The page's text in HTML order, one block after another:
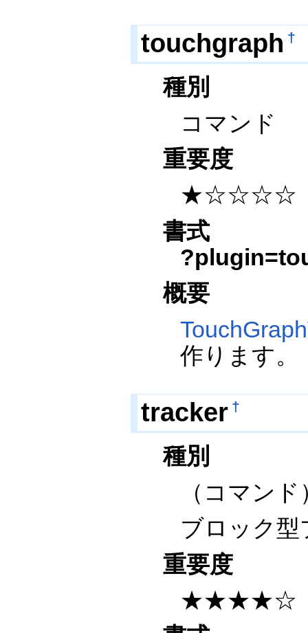
touchgraph †
種別
コマンド
重要度
★☆☆☆☆
書式
概要
作ります。
tracker †
種別
（コマンド
ブロック
重要度
★★★★☆